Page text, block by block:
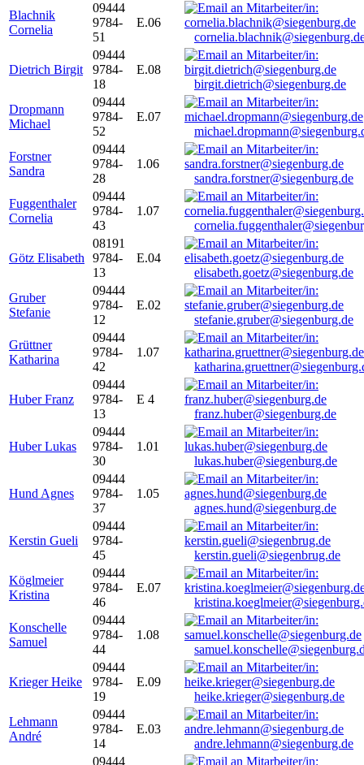
Blachnik
Cornelia
09444
9784-
51
E.06
Dietrich Birgit
09444
9784-
18
E.08
birgit.dietrich@siegenburg.de
Dropmann
Michael
09444
9784-
52
E.07
Forstner
Sandra
09444
9784-
28
1.06
sandra.forstner@siegenburg.de
Fuggenthaler
Cornelia
09444
9784-
43
1.07
Götz Elisabeth
08191
9784-
13
E.04
elisabeth.goetz@siegenburg.de
Gruber
Stefanie
09444
9784-
12
E.02
stefanie.gruber@siegenburg.de
Grüttner
Katharina
09444
9784-
42
1.07
Huber Franz
09444
9784-
13
E 4
franz.huber@siegenburg.de
Huber Lukas
09444
9784-
30
1.01
lukas.huber@siegenburg.de
Hund Agnes
09444
9784-
37
1.05
agnes.hund@siegenburg.de
Kerstin Gueli
09444
9784-
45
kerstin.gueli@siegenbrug.de
Köglmeier
Kristina
09444
9784-
46
E.07
Konschelle
Samuel
09444
9784-
44
1.08
Krieger Heike
09444
9784-
19
E.09
heike.krieger@siegenburg.de
Lehmann
André
09444
9784-
14
E.03
andre.lehmann@siegenburg.de
09444